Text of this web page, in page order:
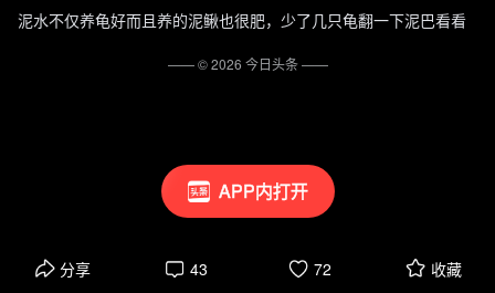
APP内打开
泥水不仅养龟好而且养的泥鳅也很肥，少了几只龟翻一下泥巴看看
分享 43 72 收藏
—— ©2026 今日头条——